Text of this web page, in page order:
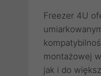
Freezer 4U
montażowej
jak i do